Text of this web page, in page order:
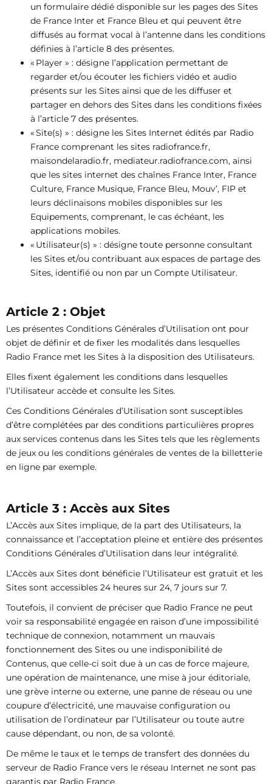
un formulaire dédié disponible sur les pages des Sites
de France Inter et France Bleu et qui peuvent être
diffusés au format vocal à l’antenne dans les conditions
définies à l’article 8 des présentes.
« Player » : désigne l’application permettant de
regarder et/ou écouter les fichiers vidéo et audio
présents sur les Sites ainsi que de les diffuser et
partager en dehors des Sites dans les conditions fixées
à l’article 7 des présentes.
« Site(s) » : désigne les Sites Internet édités par Radio
France comprenant les sites radiofrance.fr,
maisondelaradio.fr, mediateur.radiofrance.com, ainsi
que les sites internet des chaînes France Inter, France
Culture, France Musique, France Bleu, Mouv’, FIP et
leurs déclinaisons mobiles disponibles sur les
Equipements, comprenant, le cas échéant, les
applications mobiles.
« Utilisateur(s) » : désigne toute personne consultant
les Sites et/ou contribuant aux espaces de partage des
Sites, identifié ou non par un Compte Utilisateur.
Article 2 : Objet
Les présentes Conditions Générales d’Utilisation ont pour
objet de définir et de fixer les modalités dans lesquelles
Radio France met les Sites à la disposition des Utilisateurs.
Elles fixent également les conditions dans lesquelles
l’Utilisateur accède et consulte les Sites.
Ces Conditions Générales d’Utilisation sont susceptibles
d’être complétées par des conditions particulières propres
aux services contenus dans les Sites tels que les règlements
de jeux ou les conditions générales de ventes de la billetterie
en ligne par exemple.
Article 3 : Accès aux Sites
L’Accès aux Sites implique, de la part des Utilisateurs, la
connaissance et l’acceptation pleine et entière des présentes
Conditions Générales d’Utilisation dans leur intégralité.
L’Accès aux Sites dont bénéficie l’Utilisateur est gratuit et les
Sites sont accessibles 24 heures sur 24, 7 jours sur 7.
Toutefois, il convient de préciser que Radio France ne peut
voir sa responsabilité engagée en raison d’une impossibilité
technique de connexion, notamment un mauvais
fonctionnement des Sites ou une indisponibilité de
Contenus, que celle-ci soit due à un cas de force majeure,
une opération de maintenance, une mise à jour éditoriale,
une grève interne ou externe, une panne de réseau ou une
coupure d’électricité, une mauvaise configuration ou
utilisation de l’ordinateur par l’Utilisateur ou toute autre
cause dépendant, ou non, de sa volonté.
De même le taux et le temps de transfert des données du
serveur de Radio France vers le réseau Internet ne sont pas
garantis par Radio France.